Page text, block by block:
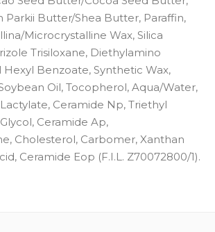
Butter/Shea Butter, Paraffin,
Microcrystalline Wax, Silica
Trisiloxane, Diethylamino
Benzoate, Synthetic Wax,
Oil, Tocopherol, Aqua/Water,
Ceramide Np, Triethyl
Ceramide Ap,
Cholesterol, Carbomer, Xanthan
Ceramide Eop (F.I.L. Z70072800/1).